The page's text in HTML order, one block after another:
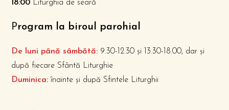
18:00 Liturghia de seară
Program la biroul parohial
De luni până sâmbătă: 9.30-12.30 și 13.30-18.00, dar și
după fiecare Sfântă Liturghie
Duminica: înainte și după Sfintele Liturghii